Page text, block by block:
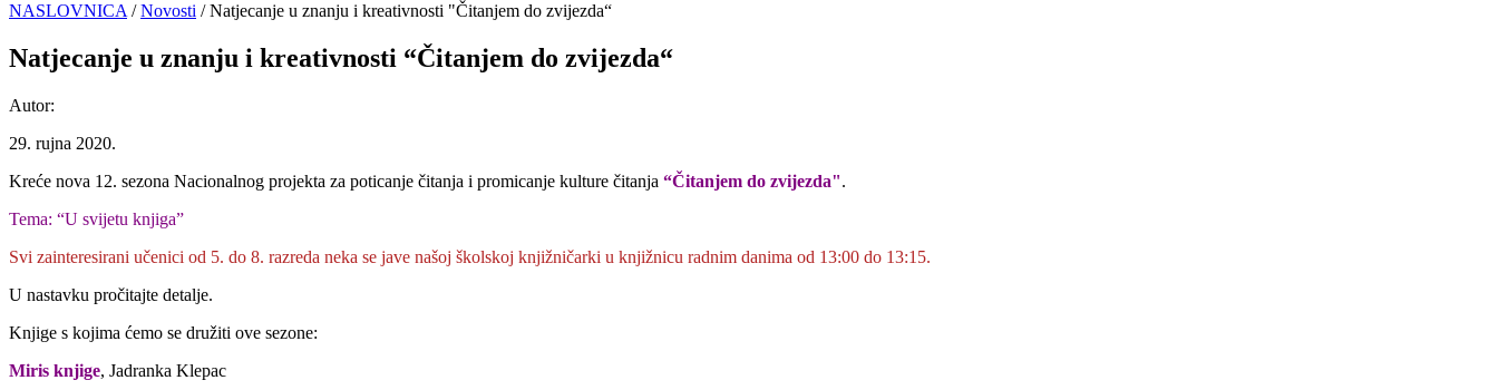
NASLOVNICA /Novosti / Natjecanje u znanju i kreativnosti "Čitanjem do zvijezda“
Natjecanje u znanju i kreativnosti “Čitanjem do zvijezda“
Autor:
29. rujna 2020.
Kreće nova 12. sezona Nacionalnog projekta za poticanje čitanja i promicanje kulture čitanja “Čitanjem do zvijezda".
Tema: “U svijetu knjiga”
Svi zainteresirani učenici od 5. do 8. razreda neka se jave našoj školskoj knjižničarki u knjižnicu radnim danima od 13:00 do 13:15.
U nastavku pročitajte detalje.
Knjige s kojima ćemo se družiti ove sezone:
Miris knjige, Jadranka Klepac